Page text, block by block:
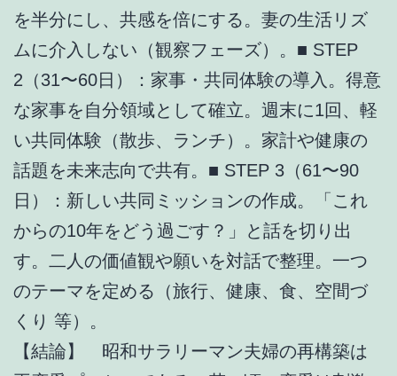
を半分にし、共感を倍にする。妻の生活リズ
ムに介入しない（観察フェーズ）。■ STEP
2（31〜60日）：家事・共同体験の導入。得意
な家事を自分領域として確立。週末に1回、軽
い共同体験（散歩、ランチ）。家計や健康の
話題を未来志向で共有。■ STEP 3（61〜90
日）：新しい共同ミッションの作成。「これ
からの10年をどう過ごす？」と話を切り出
す。二人の価値観や願いを対話で整理。一つ
のテーマを定める（旅行、健康、食、空間づ
くり 等）。
【結論】 昭和サラリーマン夫婦の再構築は